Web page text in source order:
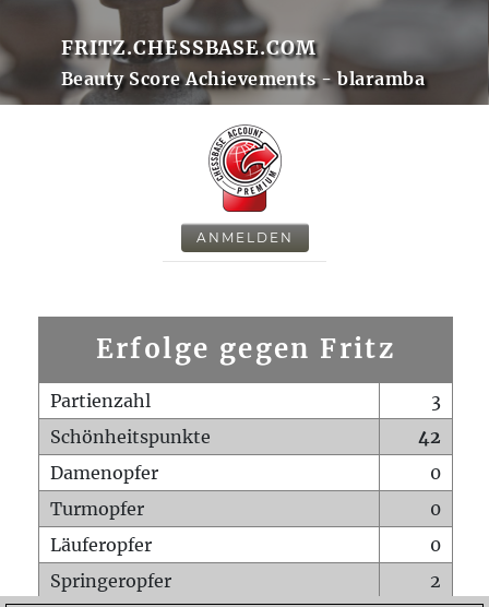
FRITZ.CHESSBASE.COM
Beauty Score Achievements - blaramba
ANMELDEN
Erfolge gegen Fritz
Partienzahl
3
Schönheitspunkte
42
Damenopfer
0
Turmopfer
0
Läuferopfer
0
Springeropfer
2